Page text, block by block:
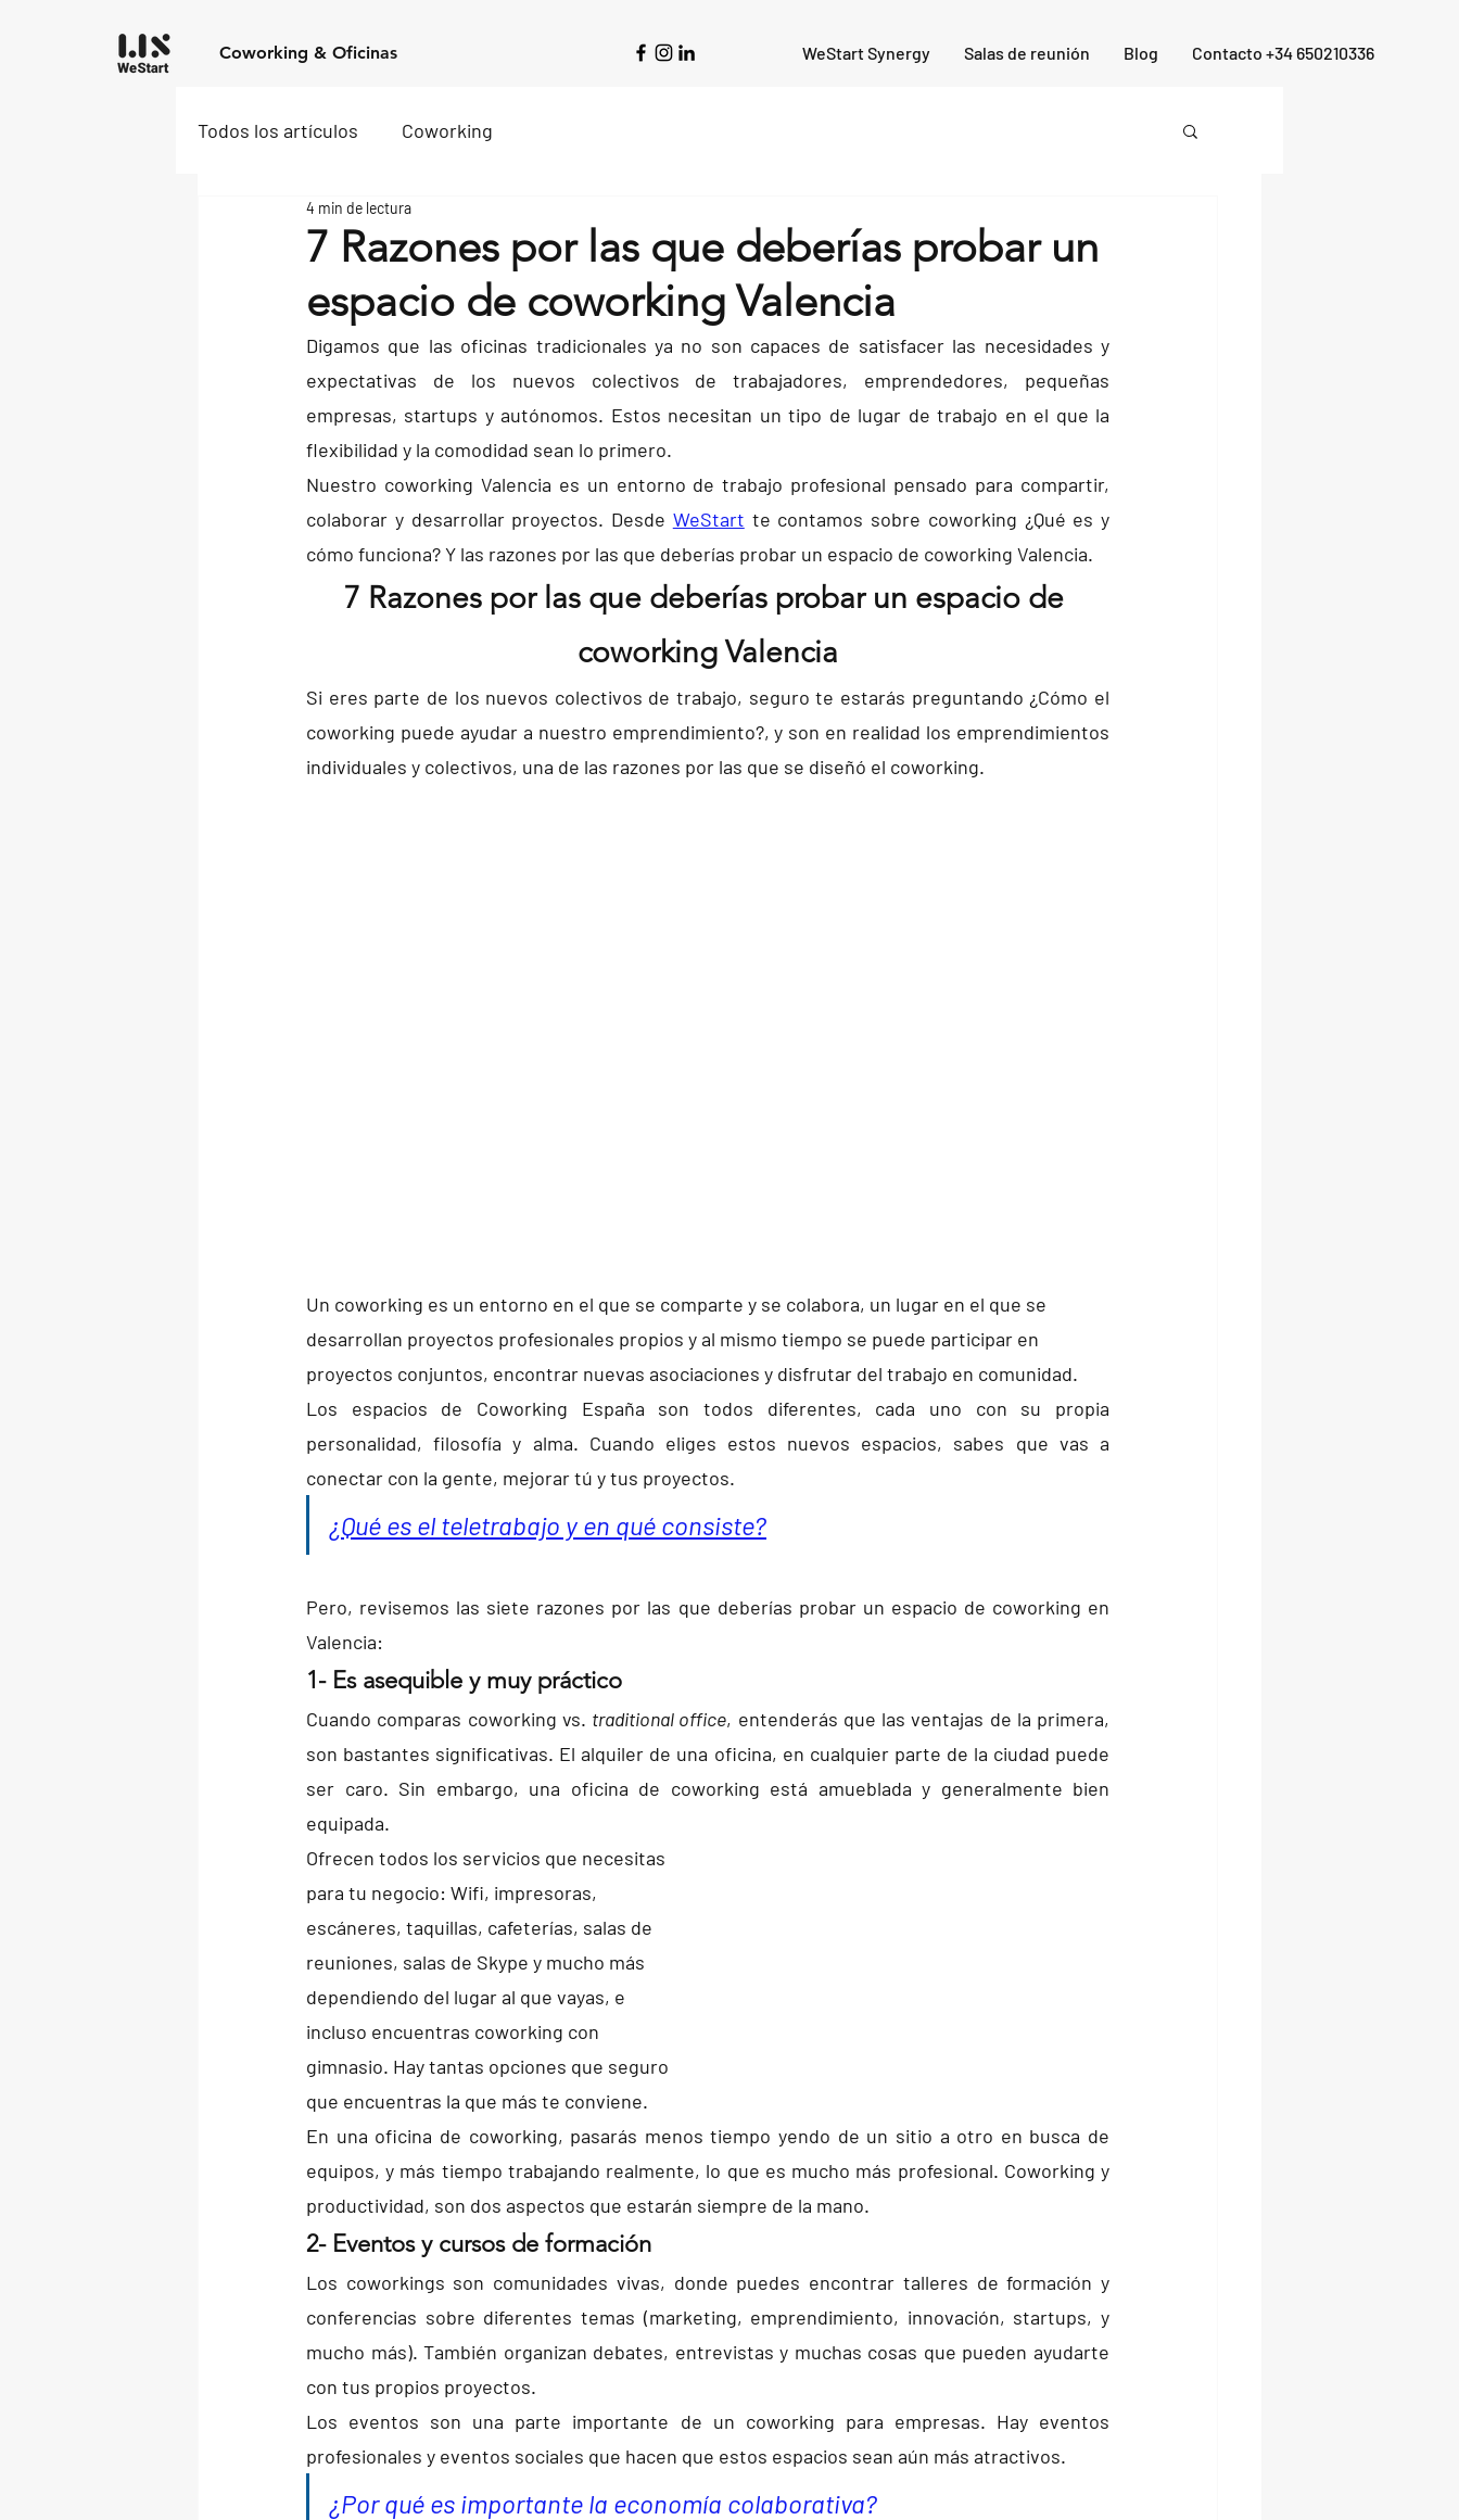
Coworking & Oficinas WeStart Synergy Salas de reunión Blog Contacto +34 650210336
Todos los artículos Coworking
7 Razones por las que deberías probar un
espacio de coworking Valencia
4 min de lectura
Digamos que las oficinas tradicionales ya no son capaces de satisfacer las necesidades y
expectativas de los nuevos colectivos de trabajadores, emprendedores, pequeñas
empresas, startups y autónomos. Estos necesitan un tipo de lugar de trabajo en el que la
flexibilidad y la comodidad sean lo primero.
Nuestro coworking Valencia es un entorno de trabajo profesional pensado para compartir,
colaborar y desarrollar proyectos. Desde WeStart te contamos sobre coworking ¿Qué es y
cómo funciona? Y las razones por las que deberías probar un espacio de coworking Valencia.
7 Razones por las que deberías probar un espacio de
coworking Valencia
Si eres parte de los nuevos colectivos de trabajo, seguro te estarás preguntando ¿Cómo el
coworking puede ayudar a nuestro emprendimiento?, y son en realidad los emprendimientos
individuales y colectivos, una de las razones por las que se diseñó el coworking.
Un coworking es un entorno en el que se comparte y se colabora, un lugar en el que se
desarrollan proyectos profesionales propios y al mismo tiempo se puede participar en
proyectos conjuntos, encontrar nuevas asociaciones y disfrutar del trabajo en comunidad.
Los espacios de Coworking España son todos diferentes, cada uno con su propia
personalidad, filosofía y alma. Cuando eliges estos nuevos espacios, sabes que vas a
conectar con la gente, mejorar tú y tus proyectos.
¿Qué es el teletrabajo y en qué consiste?
Pero, revisemos las siete razones por las que deberías probar un espacio de coworking en
Valencia:
1- Es asequible y muy práctico
Cuando comparas coworking vs. traditional office, entenderás que las ventajas de la primera,
son bastantes significativas. El alquiler de una oficina, en cualquier parte de la ciudad puede
ser caro. Sin embargo, una oficina de coworking está amueblada y generalmente bien
equipada.
Ofrecen todos los servicios que necesitas
para tu negocio: Wifi, impresoras,
escáneres, taquillas, cafeterías, salas de
reuniones, salas de Skype y mucho más
dependiendo del lugar al que vayas, e
incluso encuentras coworking con
gimnasio. Hay tantas opciones que seguro
que encuentras la que más te conviene.
En una oficina de coworking, pasarás menos tiempo yendo de un sitio a otro en busca de
equipos, y más tiempo trabajando realmente, lo que es mucho más profesional. Coworking y
productividad, son dos aspectos que estarán siempre de la mano.
2- Eventos y cursos de formación
Los coworkings son comunidades vivas, donde puedes encontrar talleres de formación y
conferencias sobre diferentes temas (marketing, emprendimiento, innovación, startups, y
mucho más). También organizan debates, entrevistas y muchas cosas que pueden ayudarte
con tus propios proyectos.
Los eventos son una parte importante de un coworking para empresas. Hay eventos
profesionales y eventos sociales que hacen que estos espacios sean aún más atractivos.
¿Por qué es importante la economía colaborativa?